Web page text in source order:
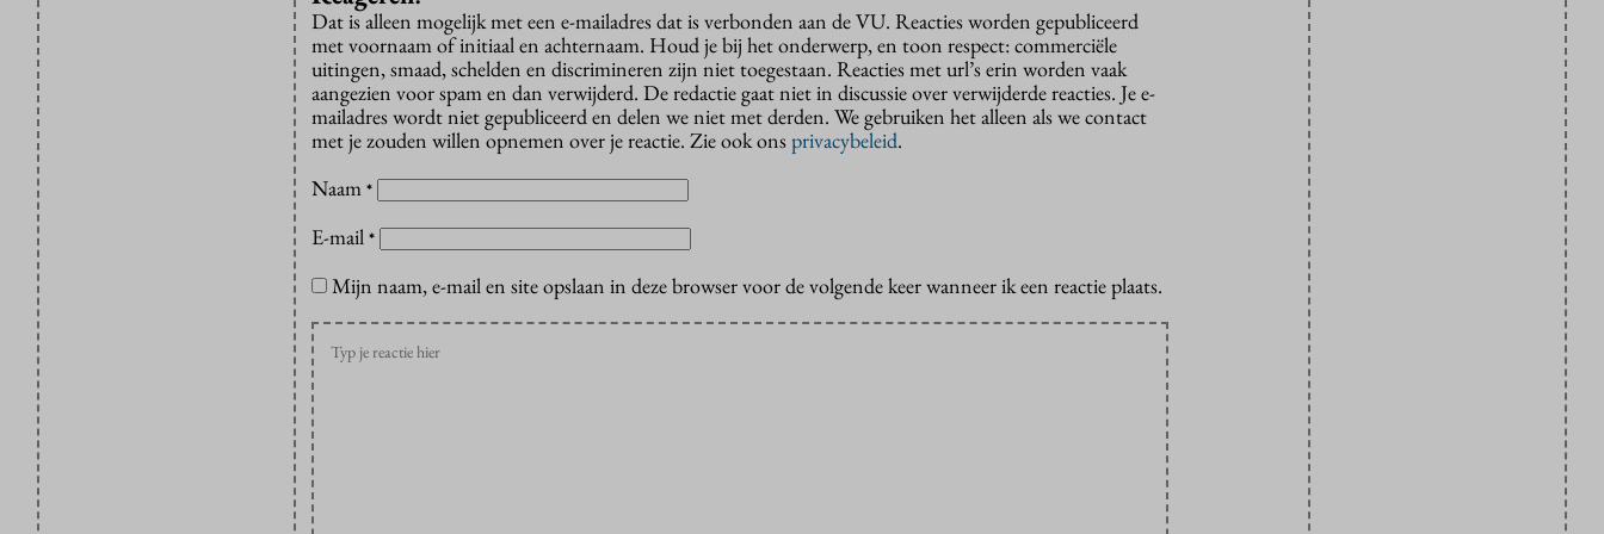
Dat is alleen mogelijk met een e-mailadres dat is verbonden aan de VU. Reacties worden gepubliceerd
met voornaam of initiaal en achternaam. Houd je bij het onderwerp, en toon respect: commerciële
uitingen, smaad, schelden en discrimineren zijn niet toegestaan. Reacties met url’s erin worden vaak
aangezien voor spam en dan verwijderd. De redactie gaat niet in discussie over verwijderde reacties. Je e-
mailadres wordt niet gepubliceerd en delen we niet met derden. We gebruiken het alleen als we contact
met je zouden willen opnemen over je reactie. Zie ook onsprivacybeleid.
Naam *
E-mail *
Mijn naam, e-mail en site opslaan in deze browser voor de volgende keer wanneer ik een reactie plaats.